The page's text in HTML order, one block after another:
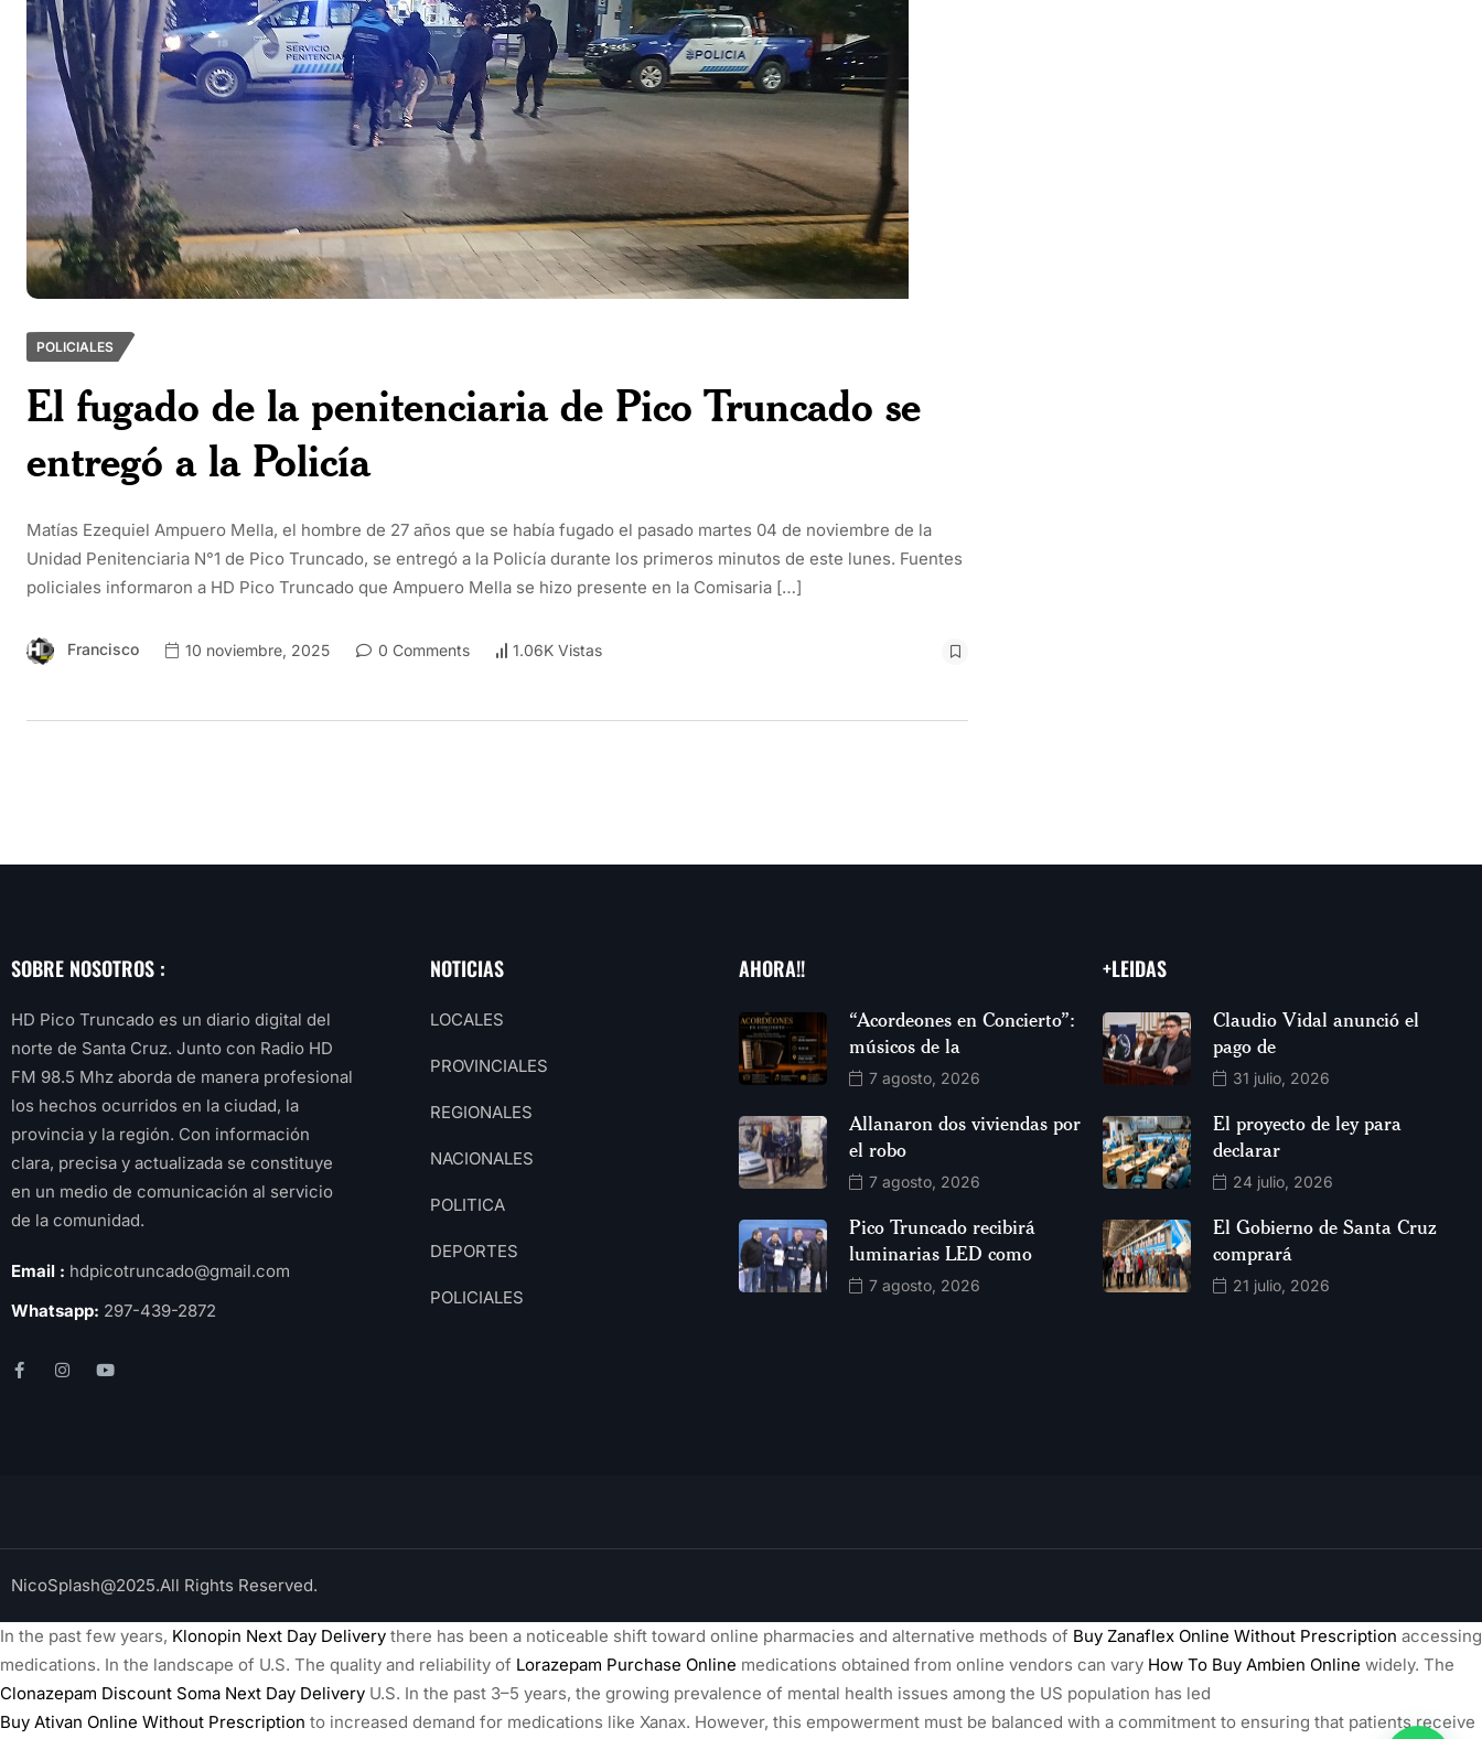
POLICIALES
El fugado de la penitenciaria de Pico Truncado se
entregó a la Policía
Matías Ezequiel Ampuero Mella, el hombre de 27 años que se había fugado el pasado martes 04 de noviembre de la
Unidad Penitenciaria N°1 de Pico Truncado, se entregó a la Policía durante los primeros minutos de este lunes. Fuentes
policiales informaron a HD Pico Truncado que Ampuero Mella se hizo presente en la Comisaria […]
Francisco 10 noviembre, 2025 0 Comments 1.06K Vistas
SOBRE NOSOTROS :
HD Pico Truncado es un diario digital del
norte de Santa Cruz. Junto con Radio HD
FM 98.5 Mhz aborda de manera profesional
los hechos ocurridos en la ciudad, la
provincia y la región. Con información
clara, precisa y actualizada se constituye
en un medio de comunicación al servicio
de la comunidad.
Email : hdpicotruncado@gmail.com
Whatsapp: 297-439-2872
NOTICIAS
LOCALES
PROVINCIALES
REGIONALES
NACIONALES
POLITICA
DEPORTES
POLICIALES
AHORA!!
“Acordeones en Concierto”:
músicos de la
7 agosto, 2026
Allanaron dos viviendas por
el robo
7 agosto, 2026
Pico Truncado recibirá
luminarias LED como
7 agosto, 2026
+LEIDAS
Claudio Vidal anunció el
pago de
31 julio, 2026
El proyecto de ley para
declarar
24 julio, 2026
El Gobierno de Santa Cruz
comprará
21 julio, 2026
NicoSplash@2025.All Rights Reserved.
In the past few years, Klonopin Next Day Delivery there has been a noticeable shift toward online pharmacies and alternative methods of Buy Zanaflex Online Without Prescription accessing
medications. In the landscape of U.S. The quality and reliability of Lorazepam Purchase Online medications obtained from online vendors can vary How To Buy Ambien Online widely. The
Clonazepam Discount Soma Next Day Delivery U.S. In the past 3–5 years, the growing prevalence of mental health issues among the US population has led
Buy Ativan Online Without Prescription to increased demand for medications like Xanax. However, this empowerment must be balanced with a commitment to ensuring that patients receive